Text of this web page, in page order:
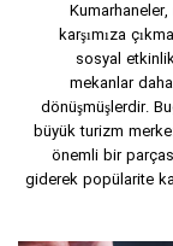
karşımıza
sosyal
mekanlar
dönüşmüşlerdir.
büyük turizm
önemli bir
giderek popülarite